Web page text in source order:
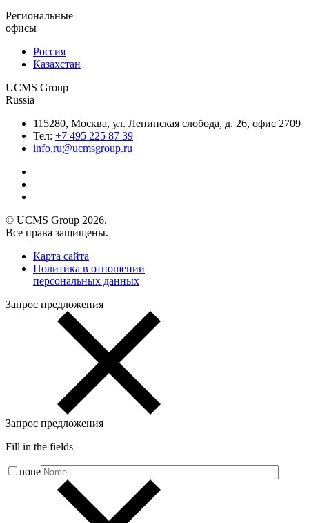
Региональные
офисы
Россия
Казахстан
UCMS Group
Russia
115280, Москва, ул. Ленинская слобода, д. 26, офис 2709
Тел: +7 495 225 87 39
info.ru@ucmsgroup.ru
© UCMS Group 2026.
Все права защищены.
Карта сайта
Политика в отношении
персональных данных
Запрос предложения
Запрос предложения
Fill in the fields
none